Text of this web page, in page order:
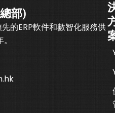
部)
的ERP軟件和數智化服務供